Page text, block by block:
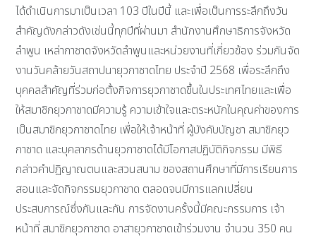
ได้ดำเนินการมาเป็นเวลา 103 ปีในปีนี้ และเพื่อเป็นการระลึกถึงวัน
สำคัญดังกล่าวดังเช่นนี้ทุกปีที่ผ่านมา สำนักงานศึกษาธิการจังหวัด
ลำพูน เหล่ากาชาดจังหวัดลำพูนและหน่วยงานที่เกี่ยวข้อง ร่วมกันจัด
งานวันคล้ายวันสถาปนายุวกาชาดไทย ประจำปี 2568 เพื่อระลึกถึง
บุคคลสำคัญที่ร่วมก่อตั้งกิจการยุวกาชาดขึ้นในประเทศไทยและเพื่อ
ให้สมาชิกยุวกาชาดมีความรู้ ความเข้าใจและตระหนักในคุณค่าของการ
เป็นสมาชิกยุวกาชาดไทย เพื่อให้เจ้าหน้าที่ ผู้บังคับบัญชา สมาชิกยุว
กาชาด และบุคลากรด้านยุวกาชาดได้มีโอกาสปฏิบัติกิจกรรม มีพิธี
กล่าวคำปฏิญาณตนและสวนสนาม ของสถานศึกษาที่มีการเรียนการ
สอนและจัดกิจกรรมยุวกาชาด ตลอดจนมีการแลกเปลี่ยน
ประสบการณ์ซึ่งกันและกัน การจัดงานครั้งนี้มีคณะกรรมการ เจ้า
หน้าที่ สมาชิกยุวกาชาด อาสายุวกาชาดเข้าร่วมงาน จำนวน 350 คน